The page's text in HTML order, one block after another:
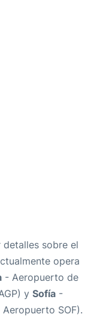
sobre el
opera
- Aeropuerto de
y Sofía -
SOF).